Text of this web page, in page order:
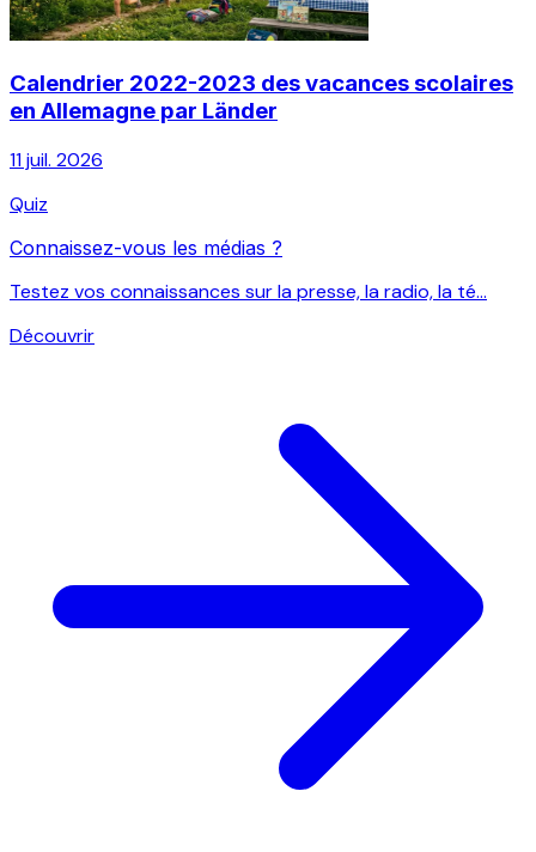
Calendrier 2022-2023 des vacances scolaires
en Allemagne par Länder
11 juil. 2026
Quiz
Connaissez-vous les médias ?
Testez vos connaissances sur la presse, la radio, la té...
Découvrir